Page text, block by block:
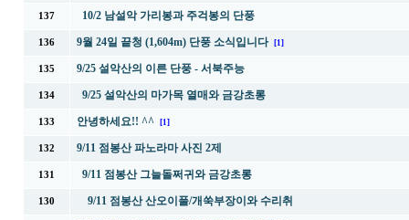
137 10/2 남설악 가리봉과 주걱봉의 단풍
136 9월 24일 끝청 (1,604m) 단풍 소식입니다 [1]
135 9/25 설악산의 이른 단풍 - 서북주능
134 9/25 설악산의 마가목 열매와 금강초롱
133 안녕하세요!! ^^ [1]
132 9/11 점봉산 파노라마 사진 2제
131 9/11 점봉산 그늘돌쩌귀와 금강초롱
130 9/11 점봉산 산오이풀/개쑥부장이와 수리취